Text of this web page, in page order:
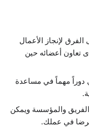
لإنجاز الأعمال
تعاون أعضائه حين
دوراً مهماً في مساعدة
والمؤسسة ويمكن
في عملك.